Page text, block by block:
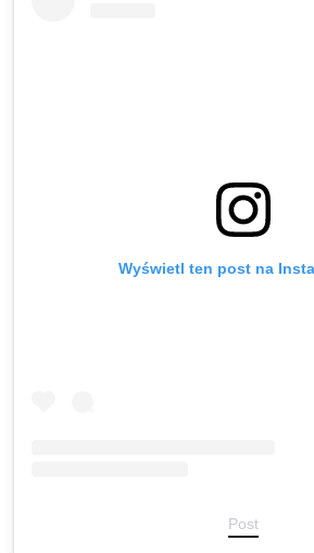
Wyświetl ten post na
Post